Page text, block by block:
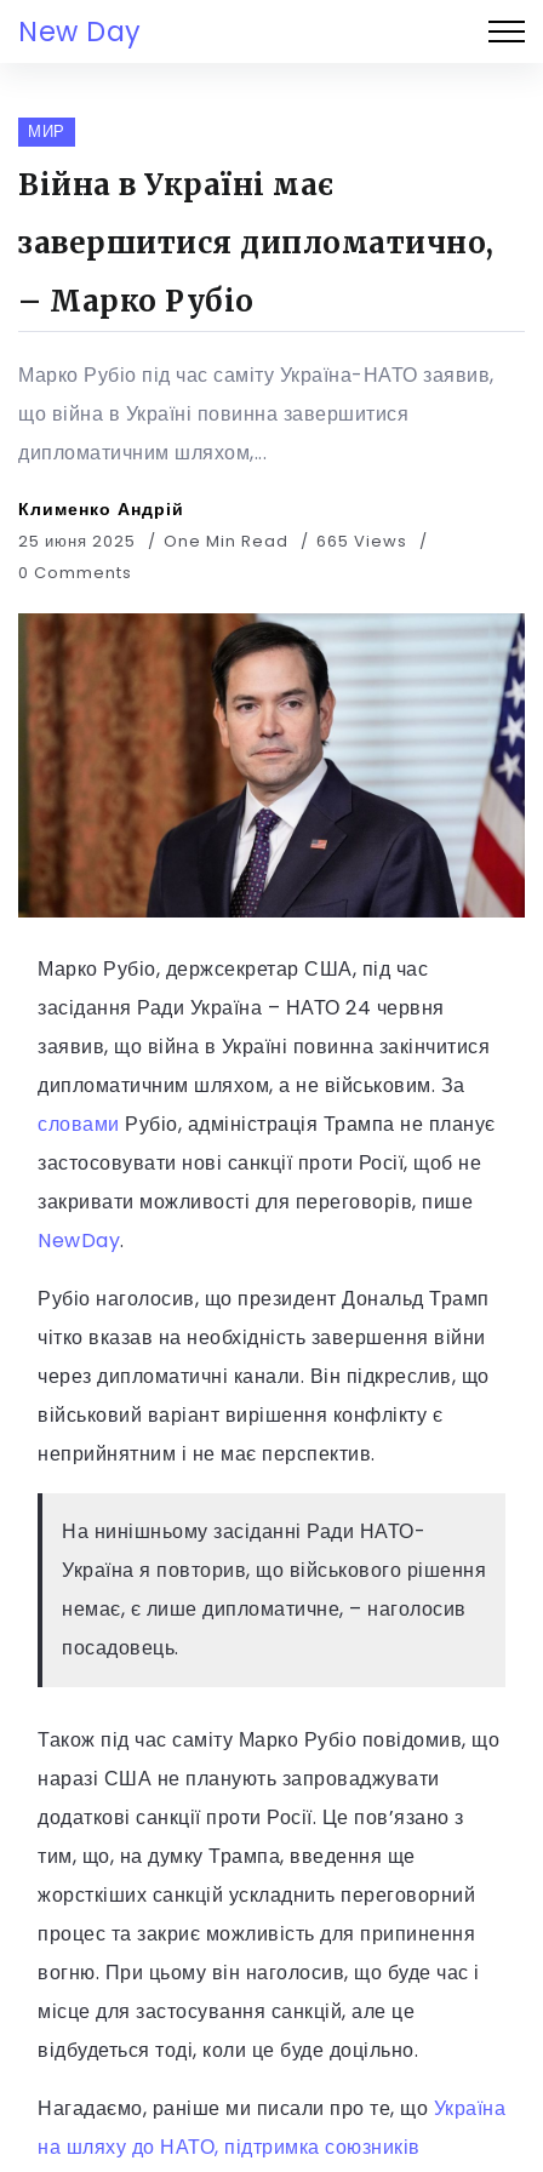
New Day
МИР
Війна в Україні має
завершитися дипломатично,
– Марко Рубіо
Марко Рубіо під час саміту Україна-НАТО заявив,
що війна в Україні повинна завершитися
дипломатичним шляхом,...
Клименко Андрій
25 июня 2025 One Min Read
665 Views
0 Comments
Марко Рубіо, держсекретар США, під час
засідання Ради Україна – НАТО 24 червня
заявив, що війна в Україні повинна закінчитися
дипломатичним шляхом, а не військовим. За
словами Рубіо, адміністрація Трампа не планує
застосовувати нові санкції проти Росії, щоб не
закривати можливості для переговорів, пише
NewDay.
Рубіо наголосив, що президент Дональд Трамп
чітко вказав на необхідність завершення війни
через дипломатичні канали. Він підкреслив, що
військовий варіант вирішення конфлікту є
неприйнятним і не має перспектив.
На нинішньому засіданні Ради НАТО-
Україна я повторив, що військового рішення
немає, є лише дипломатичне, – наголосив
посадовець.
Також під час саміту Марко Рубіо повідомив, що
наразі США не планують запроваджувати
додаткові санкції проти Росії. Це пов’язано з
тим, що, на думку Трампа, введення ще
жорсткіших санкцій ускладнить переговорний
процес та закриє можливість для припинення
вогню. При цьому він наголосив, що буде час і
місце для застосування санкцій, але це
відбудеться тоді, коли це буде доцільно.
Нагадаємо, раніше ми писали про те, що Україна
на шляху до НАТО, підтримка союзників